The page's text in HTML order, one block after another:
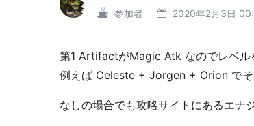
参加者 2020年2月3日
第1 ArtifactがMagic Atk なのでレベル
例えば Celeste + Jorgen + Orion でそ
なしの場合でも攻略サイトにあるエナ